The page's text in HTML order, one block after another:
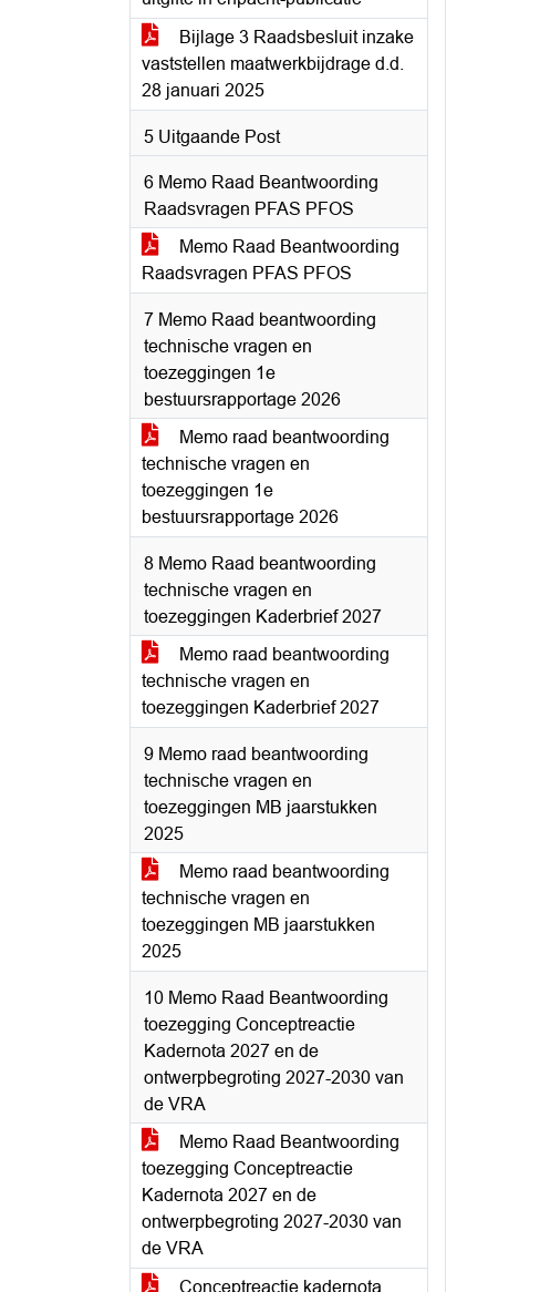
Bijlage 3 Raadsbesluit inzake
vaststellen maatwerkbijdrage d.d.
28 januari 2025
5 Uitgaande Post
6 Memo Raad Beantwoording
Raadsvragen PFAS PFOS
Memo Raad Beantwoording
Raadsvragen PFAS PFOS
7 Memo Raad beantwoording
technische vragen en
toezeggingen 1e
bestuursrapportage 2026
Memo raad beantwoording
technische vragen en
toezeggingen 1e
bestuursrapportage 2026
8 Memo Raad beantwoording
technische vragen en
toezeggingen Kaderbrief 2027
Memo raad beantwoording
technische vragen en
toezeggingen Kaderbrief 2027
9 Memo raad beantwoording
technische vragen en
toezeggingen MB jaarstukken
2025
Memo raad beantwoording
technische vragen en
toezeggingen MB jaarstukken
2025
10 Memo Raad Beantwoording
toezegging Conceptreactie
Kadernota 2027 en de
ontwerpbegroting 2027-2030 van
de VRA
Memo Raad Beantwoording
toezegging Conceptreactie
Kadernota 2027 en de
ontwerpbegroting 2027-2030 van
de VRA
Conceptreactie kadernota